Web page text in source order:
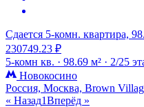
Сдается 5-комн. квартира,
230749.23 ₽
5-комн кв. · 98.69 м² · 2/25
Новокосино
Россия, Москва, Brown
« Назад1Вперёд »